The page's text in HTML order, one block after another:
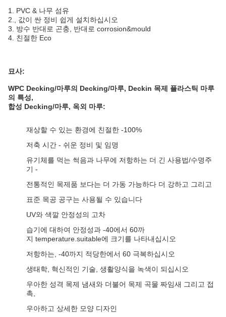
1. PVC & 나무 섬유
2., 값이 싼 정비 쉽게 설치하십시오
3. 방수 반대로 곤충, 반대로 corrosion&mould
4. 친절한 Eco
묘사:
WPC Decking/마루의 Decking/마루, Deckin 목제 플라스틱 마루
의 특성,
합성 Decking/마루, 옥외 마루:
재상할 수 있는 환경에 친절한 -100%
저축 시간 - 쉬운 정비 및 임명
유기체를 먹는 썩음과 나무에 저항하는 더 긴 사용법/수명주
기 -
전통적인 목제품 보다는 더 가동 가능하다 더 강하고 그리고
표준 목공 공구는 사용될 수 있습니다
UV와 색깔 안정성의 고차
습기에 대하여 안정성과 -40에서 60까
지 temperature.suitable에 크기를 나타내십시오
저항하는, -40까지 적당한에서 60 극복하십시오
생태학, 혁신적인 기술, 생활양식을 녹색이 되십시오
우아한 성격 목제 냄새와 더불어 목제 곡물 짜임새 그리고 접
촉,
우아하고 상세한 모양 디자인